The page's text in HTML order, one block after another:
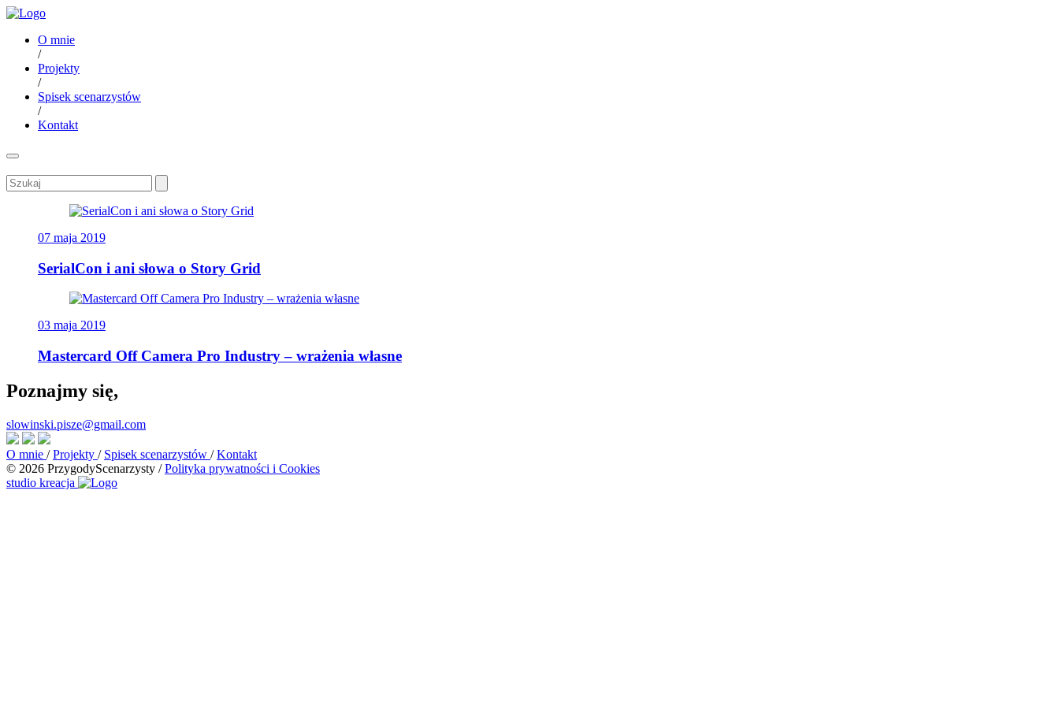
O mnie
/
Projekty
/
Spisek scenarzystów
/
Kontakt
07 maja 2019
SerialCon i ani słowa o Story Grid
03 maja 2019
Mastercard Off Camera Pro Industry – wrażenia własne
Poznajmy się,
slowinski.pisze@gmail.com
O mnie / Projekty / Spisek scenarzystów / Kontakt
© 2026 PrzygodyScenarzysty / Polityka prywatności i Cookies
studio kreacja